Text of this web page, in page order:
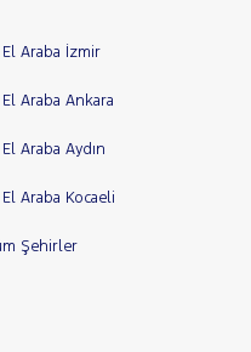
Araba İzmir
Araba Ankara
Araba Aydın
Araba Kocaeli
Şehirler